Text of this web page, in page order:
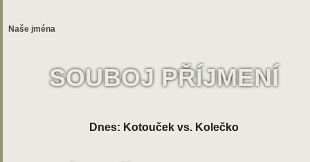
Naše jména
SOUBOJ PŘÍJMENÍ
Dnes: Kotouček vs. Kolečko